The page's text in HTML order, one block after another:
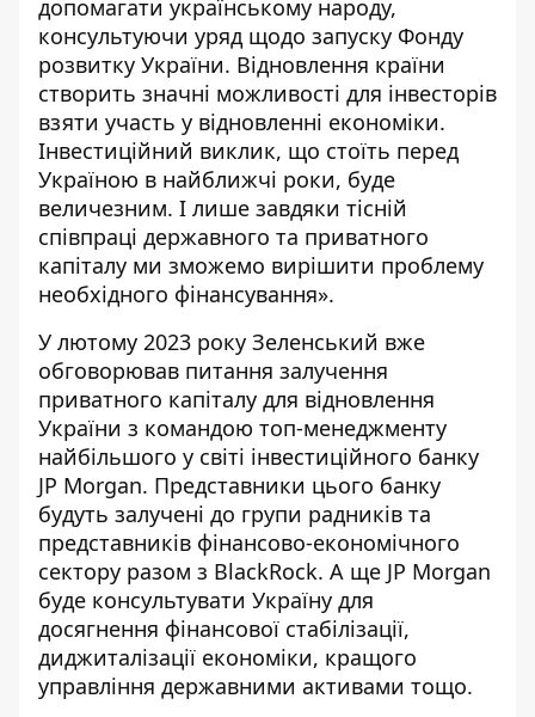
допомагати українському народу,
консультуючи уряд щодо запуску Фонду
розвитку України. Відновлення країни
створить значні можливості для інвесторів
взяти участь у відновленні економіки.
Інвестиційний виклик, що стоїть перед
Україною в найближчі роки, буде
величезним. І лише завдяки тісній
співпраці державного та приватного
капіталу ми зможемо вирішити проблему
необхідного фінансування».
У лютому 2023 року Зеленський вже
обговорював питання залучення
приватного капіталу для відновлення
України з командою топ-менеджменту
найбільшого у світі інвестиційного банку
JP Morgan. Представники цього банку
будуть залучені до групи радників та
представників фінансово-економічного
сектору разом з BlackRock. А ще JP Morgan
буде консультувати Україну для
досягнення фінансової стабілізації,
диджиталізації економіки, кращого
управління державними активами тощо.